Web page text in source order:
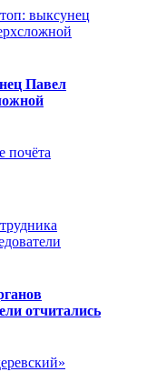
Павел
отчитались